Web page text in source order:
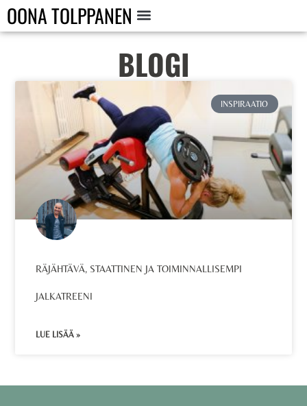
OONA TOLPPANEN
BLOGI
INSPIRAATIO
RÄJÄHTÄVÄ, STAATTINEN JA TOIMINNALLISEMPI
JALKATREENI
LUE LISÄÄ »